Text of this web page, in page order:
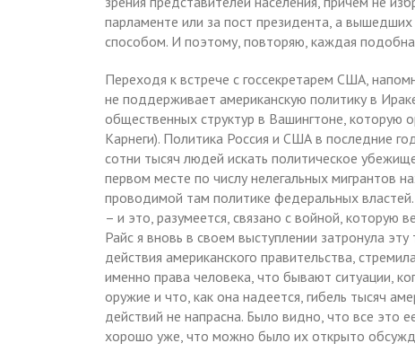
парламенте или за пост президента, а
способом. И поэтому, повторяю, каждая
Переходя к встрече с госсекретарем США,
не поддерживает американскую политику в
общественных структур в Вашингтоне, которую
Карнеги). Политика Россия и США в последние
сотни тысяч людей искать политическое
первом месте по числу нелегальных мигрантов
проводимой там политике федеральных
– и это, разумеется, связано с войной, которую
Райс я вновь в своем выступлении затронула
действия американского правительства,
именно права человека, что бывают ситуации,
оружие и что, как она надеется, гибель тысяч
действий не напрасна. Было видно, что все это
хорошо уже, что можно было их открыто